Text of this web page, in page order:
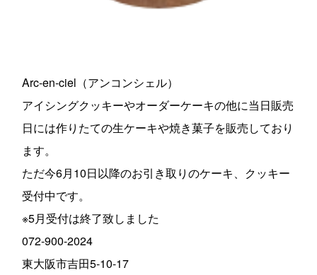
Arc-en-ciel（アンコンシェル）
アイシングクッキーやオーダーケーキの他に当日販売
日には作りたての生ケーキや焼き菓子を販売しており
ます。
ただ今6月10日以降のお引き取りのケーキ、クッキー
受付中です。
※5月受付は終了致しました
072-900-2024
東大阪市吉田5-10-17